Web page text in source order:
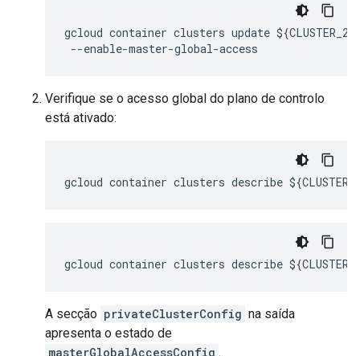
gcloud container clusters update
Verifique se o acesso global do plano de controlo
está ativado:
A secção privateClusterConfig na saída
apresenta o estado de
masterGlobalAccessConfig .